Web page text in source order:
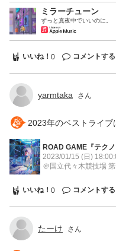
17. またね幻 80光年アレンジ！とても良
脈絡 安定の神曲。 特に無し。 19. あいつら全員同窓会 安定の神
曲。 「お世話になってます」
った。 20. 間人間 そのMCからこれ歌う！？！？ 一番びっくりしま
曲目くらいにやると思ってまし
メディアノーチェ このツアー
特にCメロは他の楽曲には無い
つもよりライブ感があって良かったです！ 10月10
ミラーチューン
ずっと真夜中でいいのに。
いいね！ 0 コメントする
yarmtaka さん
2023年のベストライブ
ROAD GAME『テク
2023/01/15 (日)
＠国立代々木競技場
いいね！ 0 コメントする
たーけ さん